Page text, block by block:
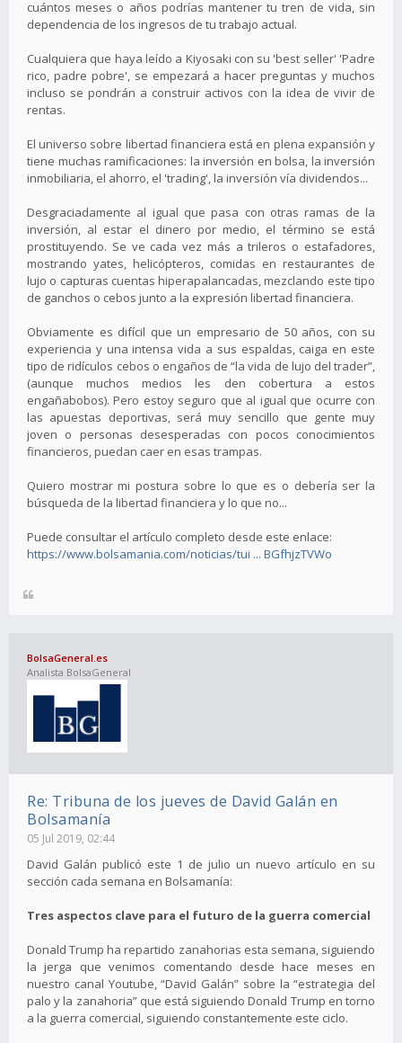
cuántos meses o años podrías mantener tu tren de vida, sin
dependencia de los ingresos de tu trabajo actual.
Cualquiera que haya leído a Kiyosaki con su 'best seller' 'Padre
rico, padre pobre', se empezará a hacer preguntas y muchos
incluso se pondrán a construir activos con la idea de vivir de
rentas.
El universo sobre libertad financiera está en plena expansión y
tiene muchas ramificaciones: la inversión en bolsa, la inversión
inmobiliaria, el ahorro, el 'trading', la inversión vía dividendos...
Desgraciadamente al igual que pasa con otras ramas de la
inversión, al estar el dinero por medio, el término se está
prostituyendo. Se ve cada vez más a trileros o estafadores,
mostrando yates, helicópteros, comidas en restaurantes de
lujo o capturas cuentas hiperapalancadas, mezclando este tipo
de ganchos o cebos junto a la expresión libertad financiera.
Obviamente es difícil que un empresario de 50 años, con su
experiencia y una intensa vida a sus espaldas, caiga en este
tipo de ridículos cebos o engaños de “la vida de lujo del trader”,
(aunque muchos medios les den cobertura a estos
engañabobos). Pero estoy seguro que al igual que ocurre con
las apuestas deportivas, será muy sencillo que gente muy
joven o personas desesperadas con pocos conocimientos
financieros, puedan caer en esas trampas.
Quiero mostrar mi postura sobre lo que es o debería ser la
búsqueda de la libertad financiera y lo que no...
Puede consultar el artículo completo desde este enlace:
https://www.bolsamania.com/noticias/tui ... BGfhjzTVWo
BolsaGeneral.es
Analista BolsaGeneral
Re: Tribuna de los jueves de David Galán en
Bolsamanía
05 Jul 2019, 02:44
David Galán publicó este 1 de julio un nuevo artículo en su
sección cada semana en Bolsamanía:
Tres aspectos clave para el futuro de la guerra comercial
Donald Trump ha repartido zanahorias esta semana, siguiendo
la jerga que venimos comentando desde hace meses en
nuestro canal Youtube, “David Galán” sobre la “estrategia del
palo y la zanahoria” que está siguiendo Donald Trump en torno
a la guerra comercial, siguiendo constantemente este ciclo.